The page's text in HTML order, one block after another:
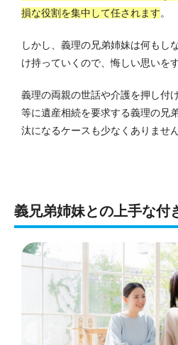
損な役割を集中して任されます。
しかし、義理の兄弟姉妹は何もし
け持っていくので、悔しい思いを
義理の両親の世話や介護を押し付
等に遺産相続を要求する義理の兄
汰になるケースも少なくありません
義兄弟姉妹との上手な付